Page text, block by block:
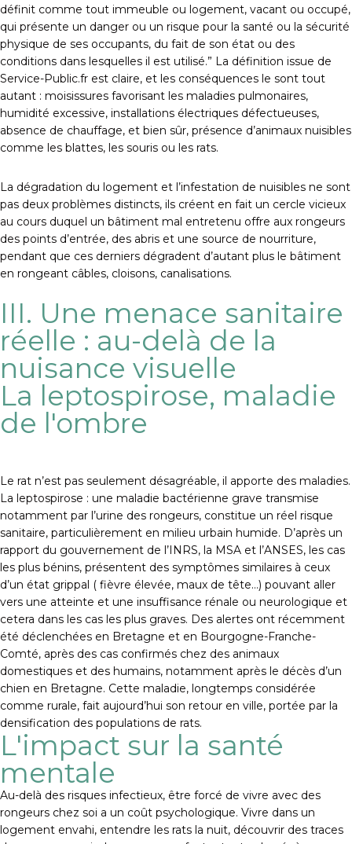
définit comme tout immeuble ou logement, vacant ou occupé,
qui présente un danger ou un risque pour la santé ou la sécurité
physique de ses occupants, du fait de son état ou des
conditions dans lesquelles il est utilisé.” La définition issue de
Service-Public.fr est claire, et les conséquences le sont tout
autant : moisissures favorisant les maladies pulmonaires,
humidité excessive, installations électriques défectueuses,
absence de chauffage, et bien sûr, présence d’animaux nuisibles
comme les blattes, les souris ou les rats.
La dégradation du logement et l’infestation de nuisibles ne sont
pas deux problèmes distincts, ils créent en fait un cercle vicieux
au cours duquel un bâtiment mal entretenu offre aux rongeurs
des points d’entrée, des abris et une source de nourriture,
pendant que ces derniers dégradent d’autant plus le bâtiment
en rongeant câbles, cloisons, canalisations.
III. Une menace sanitaire
réelle : au-delà de la
nuisance visuelle
La leptospirose, maladie
de l'ombre
Le rat n’est pas seulement désagréable, il apporte des maladies.
La leptospirose : une maladie bactérienne grave transmise
notamment par l’urine des rongeurs, constitue un réel risque
sanitaire, particulièrement en milieu urbain humide. D’après un
rapport du gouvernement de l’INRS, la MSA et l’ANSES, les cas
les plus bénins, présentent des symptômes similaires à ceux
d’un état grippal ( fièvre élevée, maux de tête…) pouvant aller
vers une atteinte et une insuffisance rénale ou neurologique et
cetera dans les cas les plus graves. Des alertes ont récemment
été déclenchées en Bretagne et en Bourgogne-Franche-
Comté, après des cas confirmés chez des animaux
domestiques et des humains, notamment après le décès d’un
chien en Bretagne. Cette maladie, longtemps considérée
comme rurale, fait aujourd’hui son retour en ville, portée par la
densification des populations de rats.
L'impact sur la santé
mentale
Au-delà des risques infectieux, être forcé de vivre avec des
rongeurs chez soi a un coût psychologique. Vivre dans un
logement envahi, entendre les rats la nuit, découvrir des traces